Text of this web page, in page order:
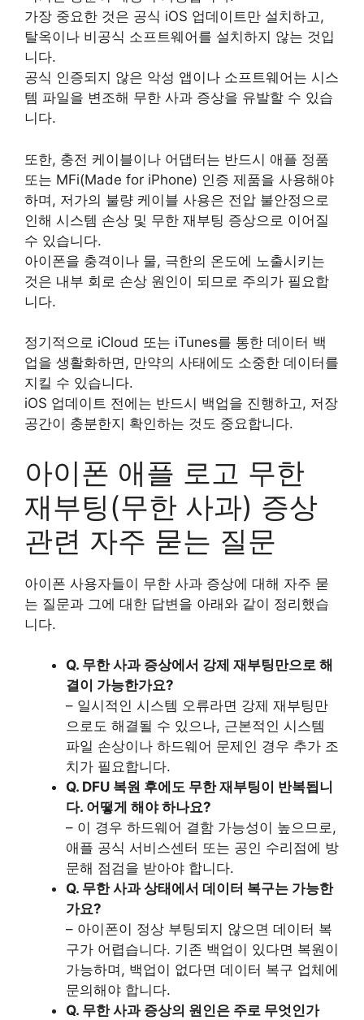
가장 중요한 것은 공식 iOS 업데이트만 설치하고,
탈옥이나 비공식 소프트웨어를 설치하지 않는 것입
니다.
공식 인증되지 않은 악성 앱이나 소프트웨어는 시스
템 파일을 변조해 무한 사과 증상을 유발할 수 있습
니다.
또한, 충전 케이블이나 어댑터는 반드시 애플 정품
또는 MFi(Made for iPhone) 인증 제품을 사용해야
하며, 저가의 불량 케이블 사용은 전압 불안정으로
인해 시스템 손상 및 무한 재부팅 증상으로 이어질
수 있습니다.
아이폰을 충격이나 물, 극한의 온도에 노출시키는
것은 내부 회로 손상 원인이 되므로 주의가 필요합
니다.
정기적으로 iCloud 또는 iTunes를 통한 데이터 백
업을 생활화하면, 만약의 사태에도 소중한 데이터를
지킬 수 있습니다.
iOS 업데이트 전에는 반드시 백업을 진행하고, 저장
공간이 충분한지 확인하는 것도 중요합니다.
아이폰 애플 로고 무한
재부팅(무한 사과) 증상
관련 자주 묻는 질문
아이폰 사용자들이 무한 사과 증상에 대해 자주 묻
는 질문과 그에 대한 답변을 아래와 같이 정리했습
니다.
Q. 무한 사과 증상에서 강제 재부팅만으로 해
결이 가능한가요?
– 일시적인 시스템 오류라면 강제 재부팅만
으로도 해결될 수 있으나, 근본적인 시스템
파일 손상이나 하드웨어 문제인 경우 추가 조
치가 필요합니다.
Q. DFU 복원 후에도 무한 재부팅이 반복됩니
다. 어떻게 해야 하나요?
– 이 경우 하드웨어 결함 가능성이 높으므로,
애플 공식 서비스센터 또는 공인 수리점에 방
문해 점검을 받아야 합니다.
Q. 무한 사과 상태에서 데이터 복구는 가능한
가요?
– 아이폰이 정상 부팅되지 않으면 데이터 복
구가 어렵습니다. 기존 백업이 있다면 복원이
가능하며, 백업이 없다면 데이터 복구 업체에
문의해야 합니다.
Q. 무한 사과 증상의 원인은 주로 무엇인가